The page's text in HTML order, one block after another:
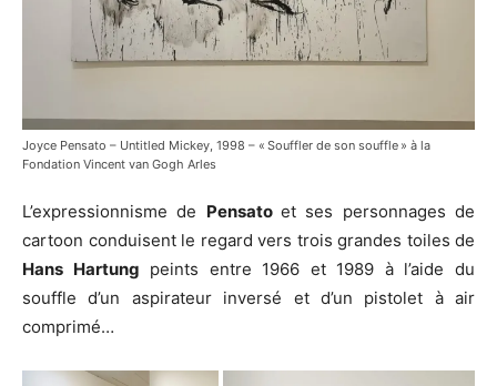
Joyce Pensato – Untitled Mickey, 1998 – « Souffler de son souffle » à la
Fondation Vincent van Gogh Arles
L’expressionnisme de Pensatoet ses personnages de
cartoon conduisent le regard vers trois grandes toiles de
Hans Hartung peints entre 1966 et 1989 à l’aide du
souffle d’un aspirateur inversé et d’un pistolet à air
comprimé…